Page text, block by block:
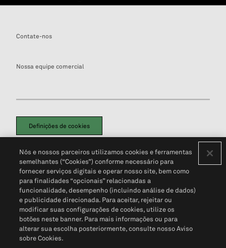
Contate-nos
Nossa equipe comercial
Definições de cookies
Política de PrivacidadePortal de privacidade do cliente (em inglês)
Não Venda Minhas Informações Pessoais© 2026 S&P Global
Nós e nossos parceiros utilizamos cookies e ferramentas
semelhantes (“Cookies”) conforme necessário para
fornecer serviços digitais e operar nosso site, bem como
para finalidades “opcionais” relacionadas a
funcionalidade, desempenho (incluindo análise de dados)
e publicidade direcionada. Para aceitar, rejeitar ou
modificar suas configurações de cookies, utilize os
botões neste banner. Para mais informações ou para
alterar sua escolha posteriormente, consulte nosso Aviso
sobre Cookies.